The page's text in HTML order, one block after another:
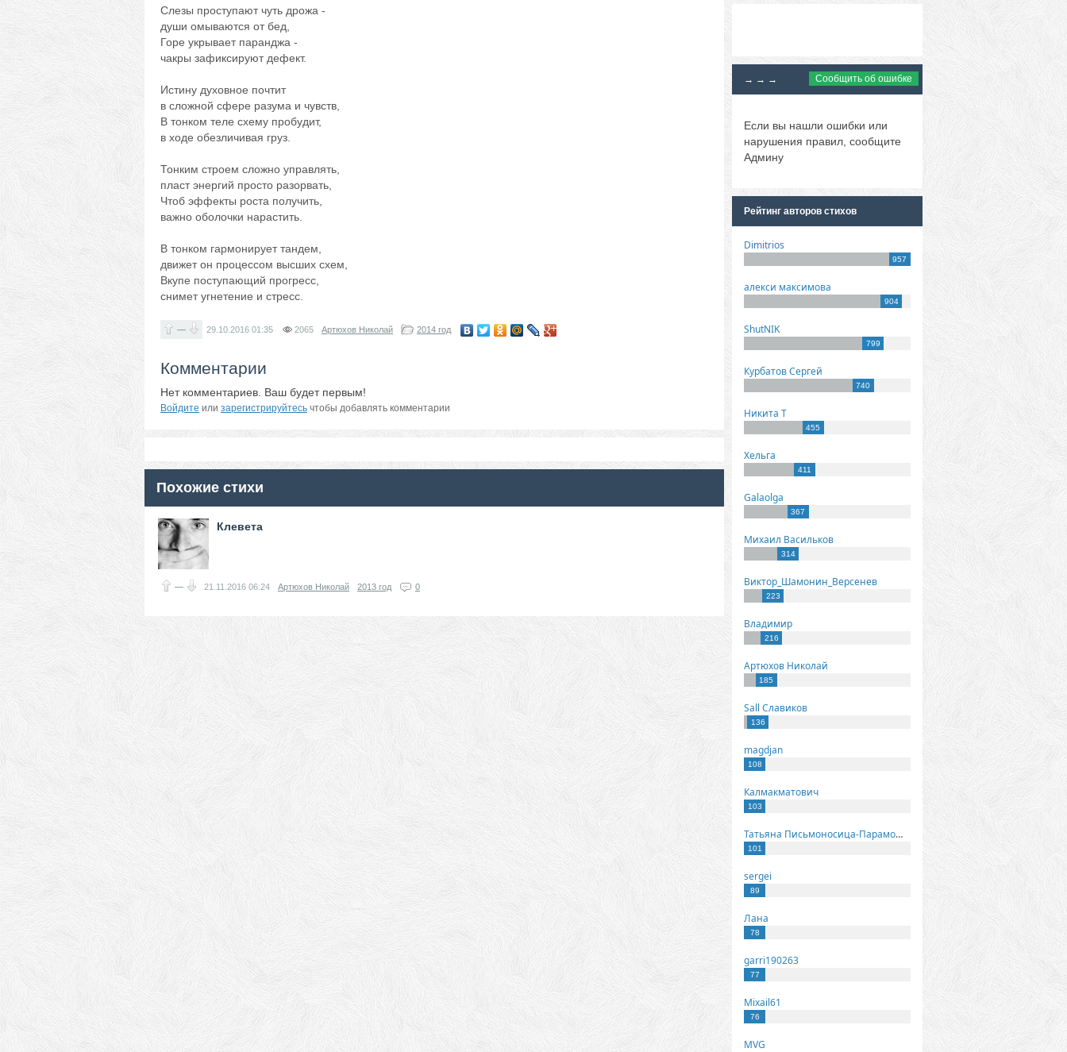
Слезы проступают чуть дрожа -
души омываются от бед,
Горе укрывает паранджа -
чакры зафиксируют дефект.
Истину духовное почтит
в сложной сфере разума и чувств,
В тонком теле схему пробудит,
в ходе обезличивая груз.
Тонким строем сложно управлять,
пласт энергий просто разорвать,
Чтоб эффекты роста получить,
важно оболочки нарастить.
В тонком гармонирует тандем,
движет он процессом высших схем,
Вкупе поступающий прогресс,
снимет угнетение и стресс.
— 29.10.2016 01:35 2065 Артюхов Николай 2014 год
Комментарии
Нет комментариев. Ваш будет первым!
Войдите или зарегистрируйтесь чтобы добавлять комментарии
Похожие стихи
Клевета
— 21.11.2016 06:24 Артюхов Николай 2013 год 0
→ → → Сообщить об ошибке
Если вы нашли ошибки или
нарушения правил, сообщите
Админу
Рейтинг авторов стихов
Dimitrios
957
алекси максимова
904
ShutNIK
799
Курбатов Сергей
740
Никита Т
455
Хельга
411
Galaolga
367
Михаил Васильков
314
Виктор_Шамонин_Версенев
223
Владимир
216
Артюхов Николай
185
Sall Славиков
136
magdjan
108
Калмакматович
103
Татьяна Письмоносица-Парамонова
101
sergei
89
Лана
78
garri190263
77
Mixail61
76
MVG